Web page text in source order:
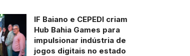
IF Baiano e CEPEDI criam
Hub Bahia Games para
impulsionar indústria de
jogos digitais no estado